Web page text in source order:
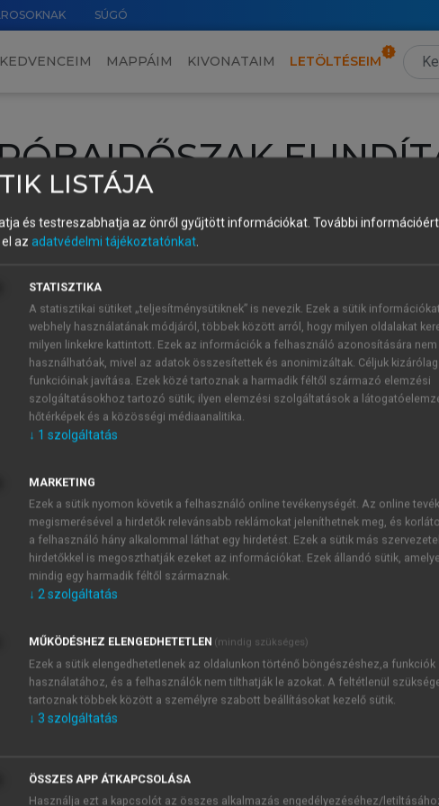
SÚGÓ
KEDVENCEIM MAPPÁIM KIVONATAIM LETÖLTÉSEIM
lépj be a saját fiókoddal, iskolai azonosítóddal vagy
Új felhasználóként1 óra díjmentes hozzáférésrevagy
elindításához,
vagy hozz
A regisztráció után a
FIÓKKAL
azonosítóval
ÚJ FIÓK
1 óra
JELSZÓ
Kérek értesítést a MeRSZ
Kérek értesítést az
LISTÁJA
és testreszabhatja az önről gyűjtött információkat. További
az adatvédelmi tájékoztatónkat.
STATISZTIKA
A statisztikai sütiket „teljesítménysütiknek” is nevezik. Ezek a sütik
webhely használatának módjáról, többek között arról, hogy milyen oldalakat
milyen linkekre kattintott. Ezek az információk a felhasználó azonosítására nem
használhatóak, mivel az adatok összesítettek és anonimizáltak. Céljuk
funkcióinak javítása. Ezek közé tartoznak a harmadik féltől származó elemzési
szolgáltatásokhoz tartozó sütik; ilyen elemzési szolgáltatások a
hőtérképek és a közösségi médiaanalitika.
↓ 1 szolgáltatás
MARKETING
Ezek a sütik nyomon követik a felhasználó online tevékenységét. Az online
megismerésével a hirdetők relevánsabb reklámokat jeleníthetnek meg, és
a felhasználó hány alkalommal láthat egy hirdetést. Ezek a sütik más
hirdetőkkel is megoszthatják ezeket az információkat. Ezek állandó sütik,
mindig egy harmadik féltől származnak.
↓ 2szolgáltatás
MŰKÖDÉSHEZ ELENGEDHETETLEN (mindig szükséges)
Ezek a sütik elengedhetetlenek az oldalunkon történő böngészéshez,a funkciók
használatához, és a felhasználók nem tilthatják le azokat. A feltétlenül
tartoznak többek között a személyre szabott beállításokat kezelő sütik.
↓ 3 szolgáltatás
ÖSSZES APP ÁTKAPCSOLÁSA
Használja ezt a kapcsolót az összes alkalmazás engedélyezéséhez/